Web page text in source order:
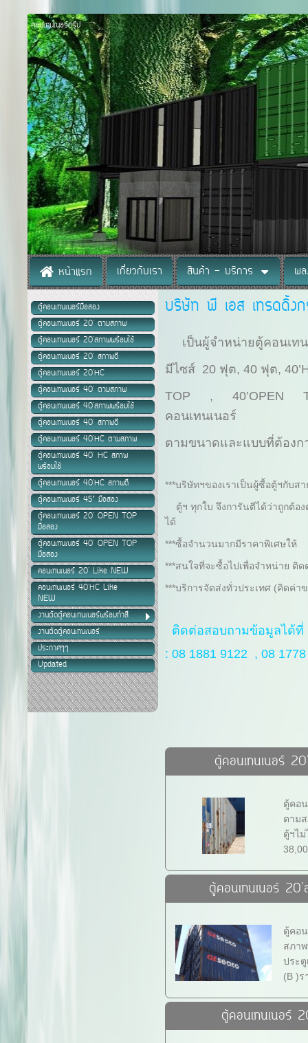
คอนเทนเนอร์กรุ๊ป
หน้าแรก เกี่ยวกับเรา สินค้า - บริการ ผ
ตู้คอนเทนเนอร์มือสอง
ตู้คอนเทนเนอร์ 20' ตามสภาพ
ตู้คอนเทนเนอร์ 20'สภาพพร้อมใช้
ตู้คอนเทนเนอร์ 20' สภาพดี
ตู้คอนเทนเนอร์ 20'HC
ตู้คอนเทนเนอร์ 40' ตามสภาพ
ตู้คอนเทนเนอร์ 40'สภาพพร้อมใช้
ตู้คอนเทนเนอร์ 40' สภาพดี
ตู้คอนเทนเนอร์ 40'HC ตามสภาพ
ตู้คอนเทนเนอร์ 40' HC สภาพ
พร้อมใช้
ตู้คอนเทนเนอร์ 40'HC สภาพดี
ตู้คอนเทนเนอร์ 45’ มือสอง
ตู้คอนเทนเนอร์ 20' OPEN TOP
มือสอง
ตู้คอนเทนเนอร์ 40' OPEN TOP
มือสอง
คอนเทนเนอร์ 20' Like NEW
คอนเทนเนอร์ 40'HC Like
NEW
งานตัดตู้คอนเทนเนอร์พร้อมทำสี
งานตัดตู้คอนเทนเนอร์
ประกาศๆๆ
Updated
บริษัท พี เอส เทรดดิ้ง
เป็นผู้จำหน่ายตู้คอนเท
มีไซส์ 20 ฟุต, 40 ฟุต,
TOP , 40’OPEN
คอนเทนเนอร์
ตามขนาดและแบบที่ต้องก
***บริษัทฯของเราเป็นผู้ซื้อตู้ฯกับส
ตู้ฯ ทุกใบ จึงการันตีได้ว่าถูกต้อ
ได้
***ซื้อจำนวนมากมีราคาพิเศษให้
***สนใจที่จะซื้อไปเพื่อจำหน่าย ติ
***บริการจัดส่งทั่วประเทศ (คิดค่า
ติดต่อสอบถามข้อมูลได้ที่
:08 1881 9122 , 08
ตู้คอนเทนเนอร์
ตู้คอ
ตาม
ตู้ฯไ
ตู้คอนเทนเนอร์ 20'
ตู้คอ
สภา
ประตู
(B )ร
ตู้คอนเทนเนอร์